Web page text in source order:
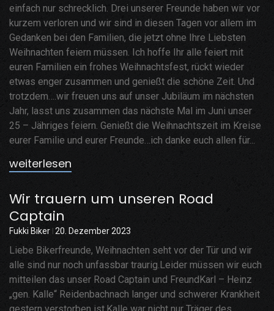
einfach nur schrecklich. Drei unserer Freunde haben wir vor
kurzem verloren und wir sind in diesen Tagen vor allem im
Gedanken bei den Familien, die jetzt ohne Ihre Liebsten
Weihnachten feiern müssen. Ich hoffe Ihr alle feiert mit
euren Familien ein frohes Weihnachtsfest, rückt wieder
etwas enger zusammen und genießt die schöne Zeit. Und
trotzdem….wir freuen uns auf unser Jubiläum im nächsten
Jahr, lasst uns zusammen das nächste Mal im Juni unser
25 – Jähriges feiern. Genießt die Weihnachtszeit im Kreise
eurer Familie und eurer Freunde…ich danke euch allen für...
weiterlesen
Wir trauern um unseren Road
Captain
Fukki Biker 20. Dezember 2023
Liebe Bikerfreunde, Weihnachten seht vor der Tür und wir
alle sind nur noch unfassbar traurig.Leider müssen wir euch
mitteilen das unser Road Captain und FreundKarl – Heinz
„gen. Kalle“ Reidenbachnach langer und schwerer Krankheit